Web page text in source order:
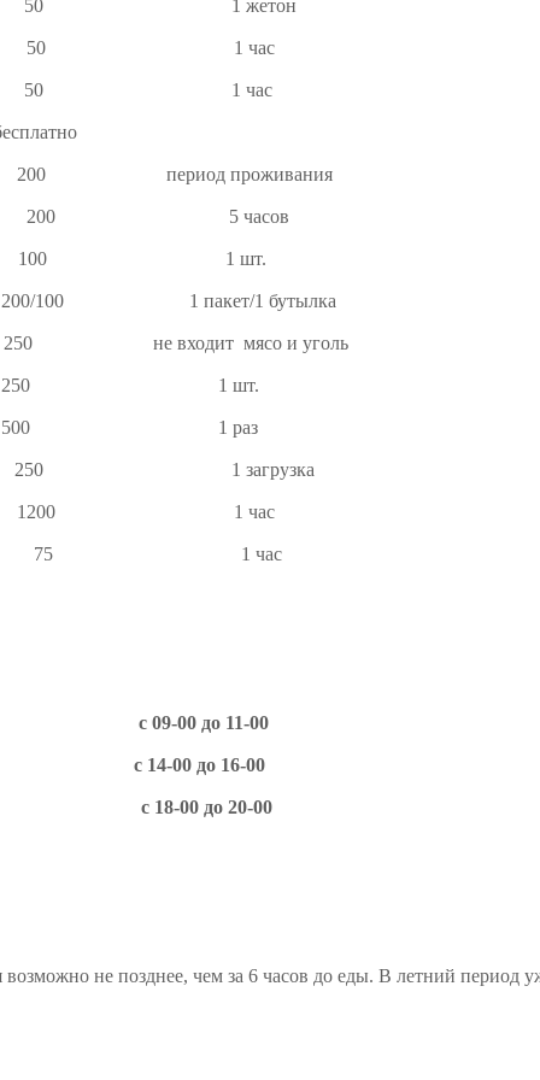
1 жетон
50 1 час
50 1 час
бесплатно
период проживания
5 часов
100 1 шт.
1 пакет/1 бутылка
250 не входит мясо и уголь
белья 250 1 шт.
домов 500 1 раз
250 1 загрузка
1200 1 час
75 1 час
00 до 11-00
до 16-00
до 20-00
не позднее, чем за 6 часов до еды. В летний период